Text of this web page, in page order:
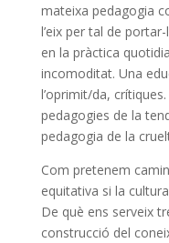
mateixa pedagogia
l’eix per tal de
en la pràctica
incomoditat. Una
l’oprimit/da, crítiques.
pedagogies de la
pedagogia de la
Com pretenem
equitativa si la
De què ens serveix
construcció del